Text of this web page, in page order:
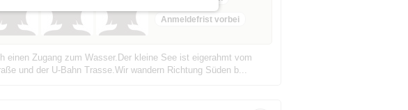
Anmeldefrist vorbei
Zugang zum Wasser.Der kleine See ist eigerahmt vom
und der U-Bahn Trasse.Wir wandern Richtung Süden b...